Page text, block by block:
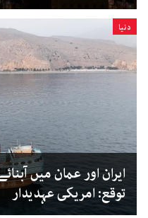
دنیا
ایران اور عمان میں
توقع: امریکی عہدیدار